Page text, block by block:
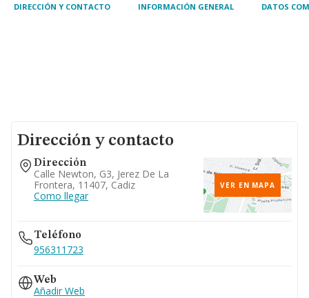
DIRECCIÓN Y CONTACTO INFORMACIÓN GENERAL DATOS
Dirección y contacto
Dirección
Calle Newton, G3, Jerez De La
Frontera, 11407, Cadiz
Como llegar
VER EN MAPA
Teléfono
956311723
Web
Añadir Web